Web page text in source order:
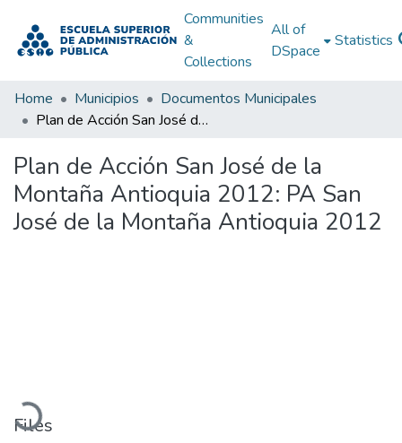
Communities
&
Collections
All of
DSpace
Statistics
Home Municipios
Documentos Municipales
Plan de Acción San José de la Montaña Antioquia 2012: PA San José de la Montaña Antioquia 2012
Plan de Acción San José de la
Montaña Antioquia 2012: PA San
José de la Montaña Antioquia 2012
Loading...
Files